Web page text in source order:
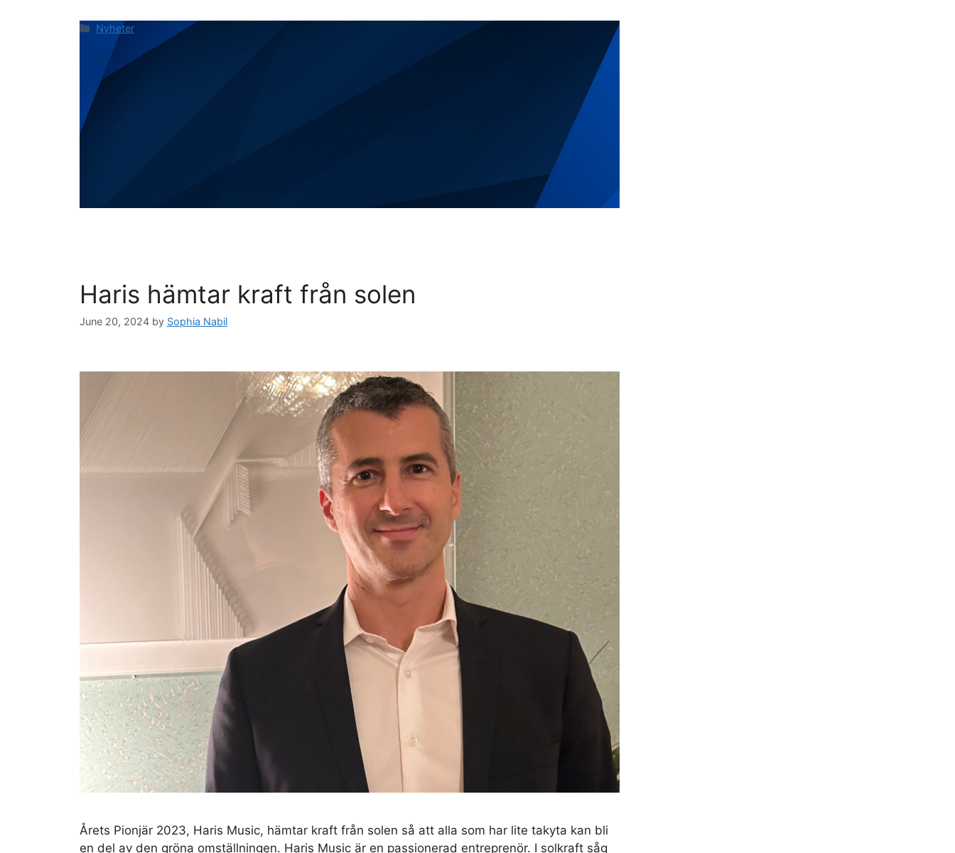
Categories
Nyheter
Haris hämtar kraft från solen
June 20, 2024 by Sophia Nabil
Årets Pionjär 2023, Haris Music, hämtar kraft från solen så att alla som har lite takyta kan bli
en del av den gröna omställningen. Haris Music är en passionerad entreprenör. I solkraft såg